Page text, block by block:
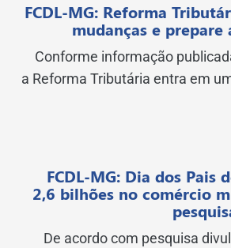
FCDL-MG: Reforma
mudanças e prepare
Conforme informação
a Reforma Tributária entra em
FCDL-MG: Dia dos Pais
2,6 bilhões no comércio
De acordo com pesquisa